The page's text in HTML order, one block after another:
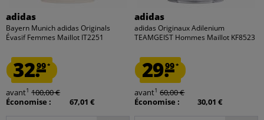
adidas
Bayern Munich adidas Originals
Évasif Femmes Maillot IT2251
32.99*
avant1 100,00 €
Économise :
67,01 €
adidas
adidas Originaux Adilenium
TEAMGEIST Hommes Maillot KF8523
29.99*
avant1 60,00 €
Économise :
30,01 €